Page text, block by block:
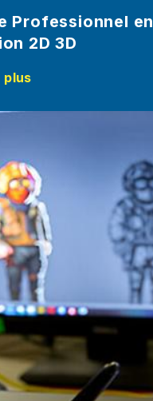
Professionnel en
2D 3D
plus